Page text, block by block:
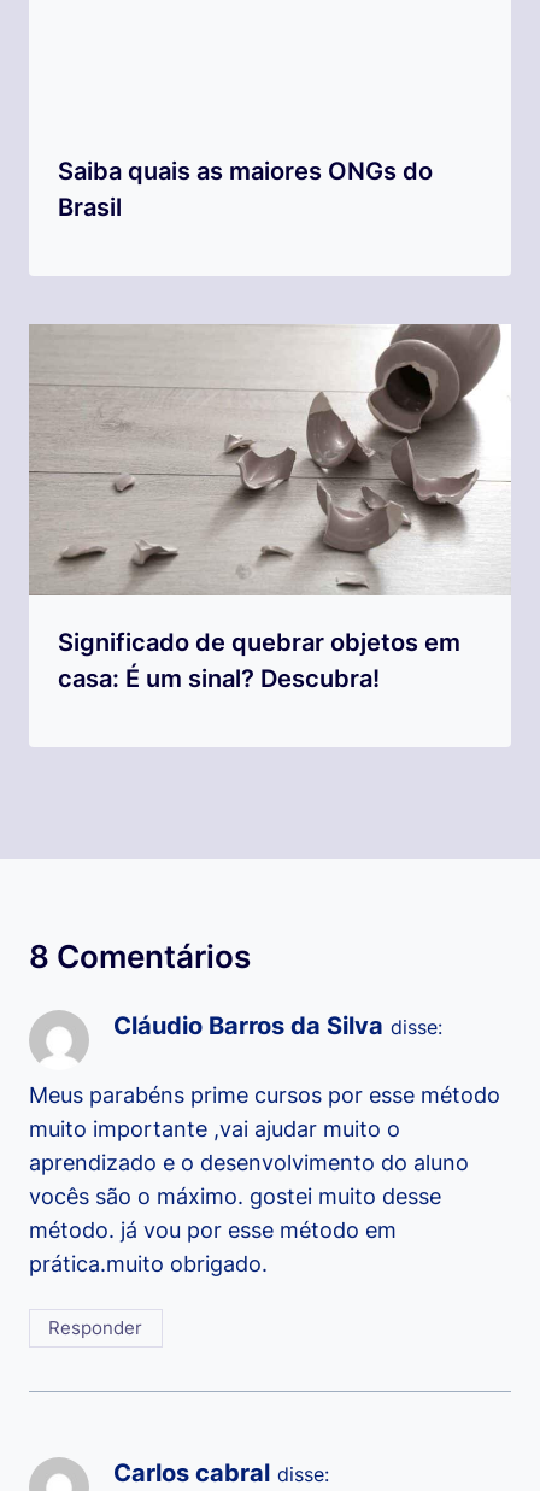
Saiba quais as maiores ONGs do
Brasil
Significado de quebrar objetos em
casa: É um sinal? Descubra!
8 Comentários
Cláudio Barros da Silva disse:
Meus parabéns prime cursos por esse método
muito importante ,vai ajudar muito o
aprendizado e o desenvolvimento do aluno
vocês são o máximo. gostei muito desse
método. já vou por esse método em
prática.muito obrigado.
Responder
Carlos cabral disse: